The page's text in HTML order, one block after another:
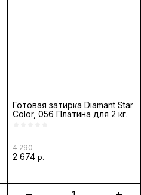
Готовая затирка Diamant Star
Color, 056 Платина для 2 кг.
4 290
2 674 р.